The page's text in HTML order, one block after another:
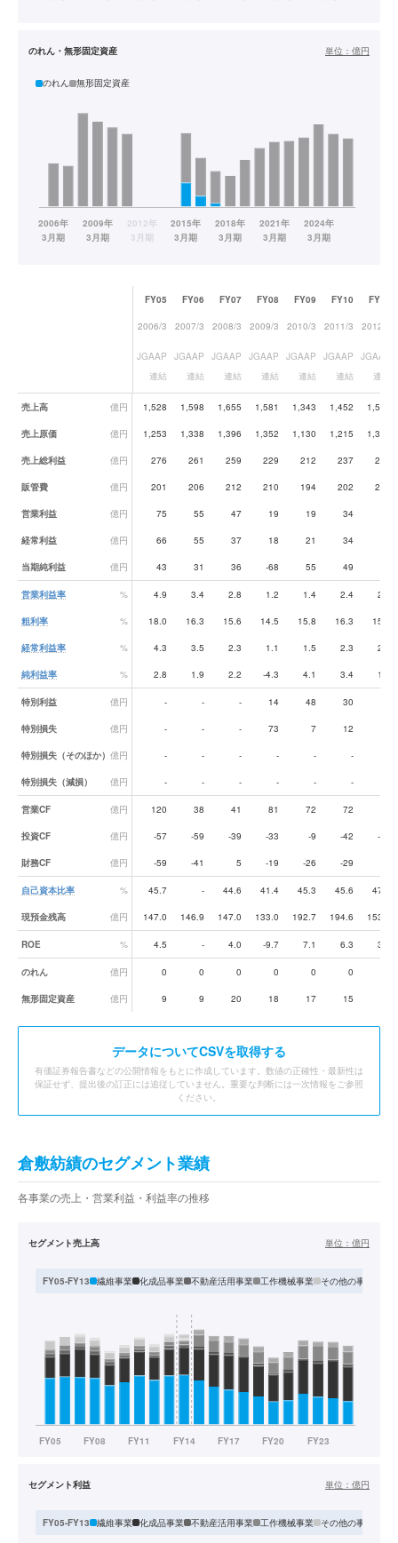
のれん・無形固定資産 単位： 億円
のれん 無形固定資産
業績データ一覧
FY05 FY06 FY07 FY08 FY09 FY10 FY11
2006/3 2007/3 2008/3 2009/3 2010/3 2011/3 2012/3
JGAAP
連結
JGAAP
連結
JGAAP
連結
JGAAP
連結
JGAAP
連結
JGAAP
連結
JGAAP
連結
売上高 億円 1,528 1,598 1,655 1,581 1,343 1,452 1,590
売上原価 億円 1,253 1,338 1,396 1,352 1,130 1,215 1,346
売上総利益 億円 276 261 259 229 212 237 245
販管費 億円 201 206 212 210 194 202 205
営業利益 億円 75 55 47 19 19 34
経常利益 億円 66 55 37 18 21 34
当期純利益 億円 43 31 36 -68 55 49
営業利益率 % 4.9 3.4 2.8 1.2 1.4 2.4 2.5
粗利率 % 18.0 16.3 15.6 14.5 15.8 16.3 15.4
経常利益率 % 4.3 3.5 2.3 1.1 1.5 2.3 2.6
純利益率 % 2.8 1.9 2.2 -4.3 4.1 3.4 1.7
特別利益 億円 - - - 14 48 30
特別損失 億円 - - - 73 7 12
特別損失（そのほか） 億円 - - - - - -
特別損失（減損） 億円 - - - - - -
営業CF 億円 120 38 41 81 72 72
投資CF 億円 -57 -59 -39 -33 -9 -42 -77
財務CF 億円 -59 -41 5 -19 -26 -29
自己資本比率 % 45.7 - 44.6 41.4 45.3 45.6 47.0
現預金残高 億円 147.0 146.9 147.0 133.0 192.7 194.6 153.0
ROE % 4.5 - 4.0 -9.7 7.1 6.3 3.3
のれん 億円 0 0 0 0 0 0
無形固定資産 億円 9 9 20 18 17 15
データについてCSVを取得する
有価証券報告書などの公開情報をもとに作成しています。数値の正確性・最新性は
保証せず、提出後の訂正には追従していません。重要な判断には一次情報をご参照
ください。
倉敷紡績のセグメント業績
各事業の売上・営業利益・利益率の推移
セグメント売上高 単位： 億円
FY05-FY13 繊維事業 化成品事業 不動産活用事業 工作機械事業 その他の事業
セグメント利益 単位： 億円
FY05-FY13 繊維事業 化成品事業 不動産活用事業 工作機械事業 その他の事業